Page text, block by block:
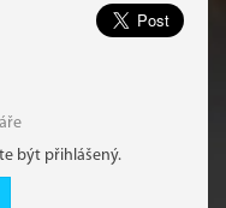
být přihlášený.